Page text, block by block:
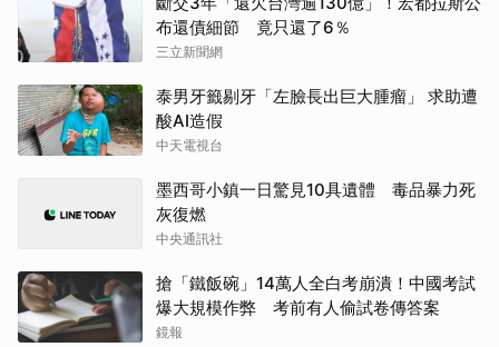
布還債細節 竟只還了6％
三立新聞網
泰男牙籤剔牙「左臉長出巨大腫瘤」 求助遭
酸AI造假
中天電視台
墨西哥小鎮一日驚見10具遺體 毒品暴力死
灰復燃
中央通訊社
搶「鐵飯碗」14萬人全白考崩潰！中國考試
爆大規模作弊 考前有人偷試卷傳答案
鏡報